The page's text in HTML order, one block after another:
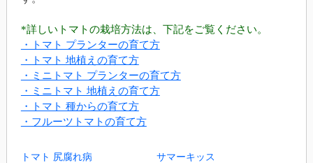
*詳しいトマトの栽培方法は、下記をご覧ください。
・トマト プランターの育て方
・トマト 地植えの育て方
・ミニトマト プランターの育て方
・ミニトマト 地植えの育て方
・トマト 種からの育て方
・フルーツトマトの育て方
トマト 尻腐れ病
サマーキッス